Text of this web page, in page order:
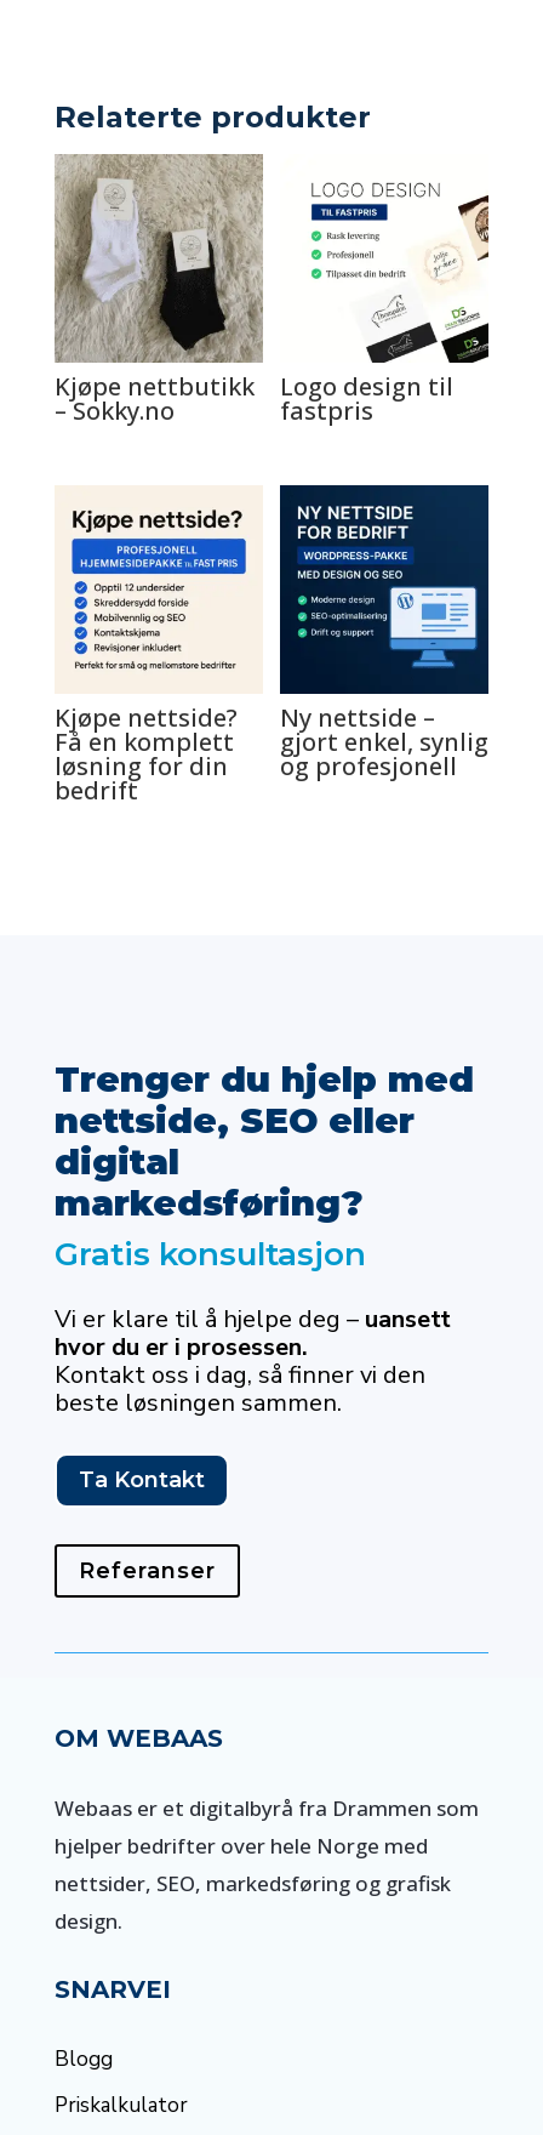
Relaterte produkter
Kjøpe nettbutikk
– Sokky.no
Logo design til
fastpris
Kjøpe nettside?
Få en komplett
løsning for din
bedrift
Ny nettside –
gjort enkel, synlig
og profesjonell
Trenger du hjelp med
nettside, SEO eller
digital
markedsføring?
Gratis konsultasjon
Vi er klare til å hjelpe deg – uansett
hvor du er i prosessen.
Kontakt oss i dag, så finner vi den
beste løsningen sammen.
Ta Kontakt
Referanser
OM WEBAAS
Webaas er et digitalbyrå fra Drammen som
hjelper bedrifter over hele Norge med
nettsider, SEO, markedsføring og grafisk
design.
SNARVEI
Blogg
Priskalkulator